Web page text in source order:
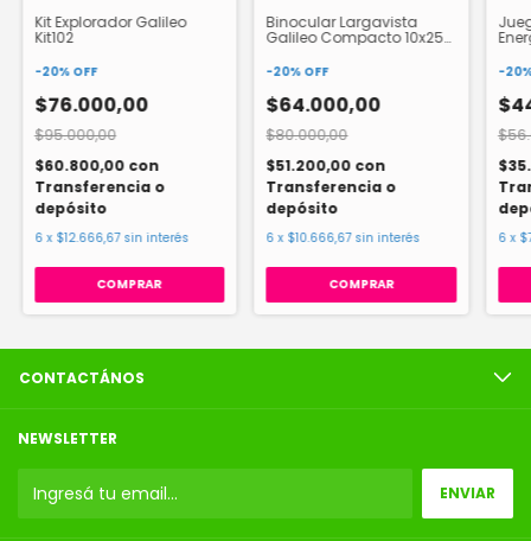
Kit Explorador Galileo
Kit102
-20% OFF
$76.000,00
$95.000,00
$60.800,00 con
Transferencia o
depósito
6 x $12.666,67 sin interés
Binocular Largavista
Galileo Compacto 10x25
-20% OFF
$64.000,00
$80.000,00
$51.200,00 con
Transferencia o
depósito
6 x $10.666,67 sin interés
-20
6 x
CONTACTÁNOS
NEWSLETTER